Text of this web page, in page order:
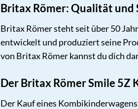
Britax Römer: Qualität
Britax Römer steht seit über 50
entwickelt und produziert seine
von Britax Römer kannst du dich
Der Britax Römer Smile
Der Kauf eines